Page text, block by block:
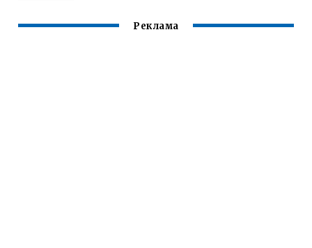
Реклама